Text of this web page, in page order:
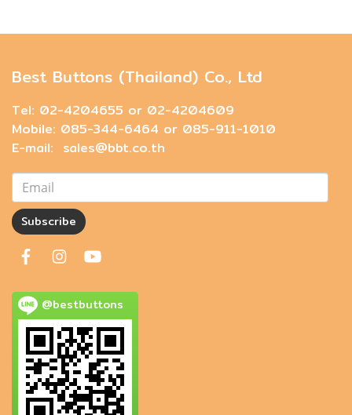
Best Buttons (Thailand) Co., Ltd
Tel: 02-4204655 or 02-4204609
Mobile: 085-344-6464 or 085-911-1010
E-mail: sales@bbt.co.th
Subscribe
@bestbuttons